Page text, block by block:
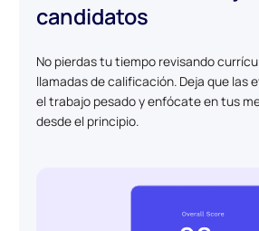
candidatos
No pierdas tu tiempo revisando
llamadas de calificación. Deja que las
el trabajo pesado y enfócate en tus
desde el principio.